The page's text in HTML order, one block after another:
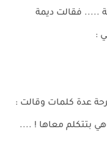
..... فقالت ديمة
:
عدة كلمات وقالت :
بتتكلم معاها ! ....